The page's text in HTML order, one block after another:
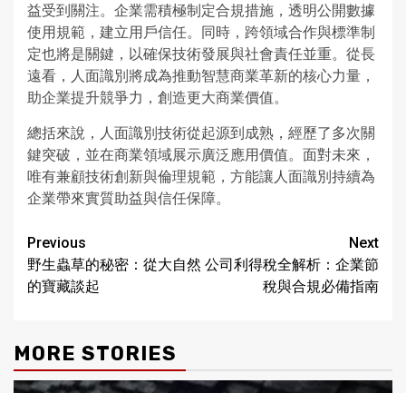
益受到關注。企業需積極制定合規措施，透明公開數據
使用規範，建立用戶信任。同時，跨領域合作與標準制
定也將是關鍵，以確保技術發展與社會責任並重。從長
遠看，人面識別將成為推動智慧商業革新的核心力量，
助企業提升競爭力，創造更大商業價值。
總括來說，人面識別技術從起源到成熟，經歷了多次關
鍵突破，並在商業領域展示廣泛應用價值。面對未來，
唯有兼顧技術創新與倫理規範，方能讓人面識別持續為
企業帶來實質助益與信任保障。
Continue
Reading
Previous
野生蟲草的秘密：從大自然
的寶藏談起
Next
公司利得稅全解析：企業節
稅與合規必備指南
MORE STORIES